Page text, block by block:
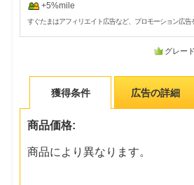
+5%mile
すぐたまはアフィリエイト広告など、プロモーション広告
グレー
獲得条件 広告の詳細
商品価格:
商品により異なります。